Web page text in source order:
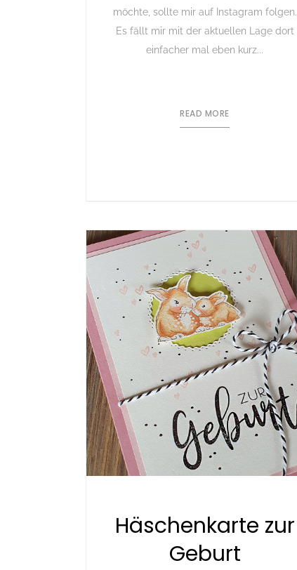
möchte, sollte mir auf Instagram folgen.
Es fällt mir mit der aktuellen Lage dort
einfacher mal eben kurz...
READ MORE
Häschenkarte zur
Geburt